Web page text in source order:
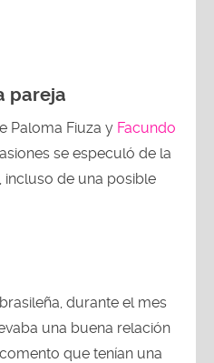
pareja
Paloma Fiuza y Facundo
se especuló de la
incluso de una posible
durante el mes
una buena relación
que tenían una